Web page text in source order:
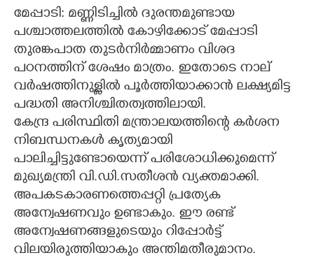
LITERATURE
ZOOM
CONTACT US
മേപ്പാടി: മണ്ണിടിച്ചിൽ ദുരന്തമുണ്ടായ
പശ്ചാത്തലത്തിൽ കോഴിക്കോട് മേപ്പാടി
തുരങ്കപാത തുടർനിർമ്മാണം വിശദ
പഠനത്തിന് ശേഷം മാത്രം. ഇതോടെ നാല്
വർഷത്തിനുള്ളിൽ പൂർത്തിയാക്കാൻ ലക്ഷ്യമിട്ട
പദ്ധതി അനിശ്ചിതത്വത്തിലായി.
കേന്ദ്ര പരിസ്ഥിതി മന്ത്രാലയത്തിന്റെ കർശന
നിബന്ധനകൾ കൃത്യമായി
പാലിച്ചിട്ടുണ്ടോയെന്ന് പരിശോധിക്കുമെന്ന്
മുഖ്യമന്ത്രി വി.ഡി.സതീശൻ വ്യക്തമാക്കി.
അപകടകാരണത്തെപ്പറ്റി പ്രത്യേക
അന്വേഷണവും ഉണ്ടാകും. ഈ രണ്ട്
അന്വേഷണങ്ങളുടെയും റിപ്പോർട്ട്
വിലയിരുത്തിയാകും അന്തിമതീരുമാനം.